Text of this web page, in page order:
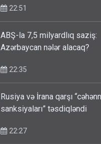
hüquq və vəzifələr verilib
Kartdan karta istədiyiniz
11:06
22:51
ABŞ-la 7,5 milyardlıq saziş:
Azərbaycan nələr alacaq?
22:35
Rusiya və İrana qarşı
sanksiyaları” təsdiqləndi
22:27